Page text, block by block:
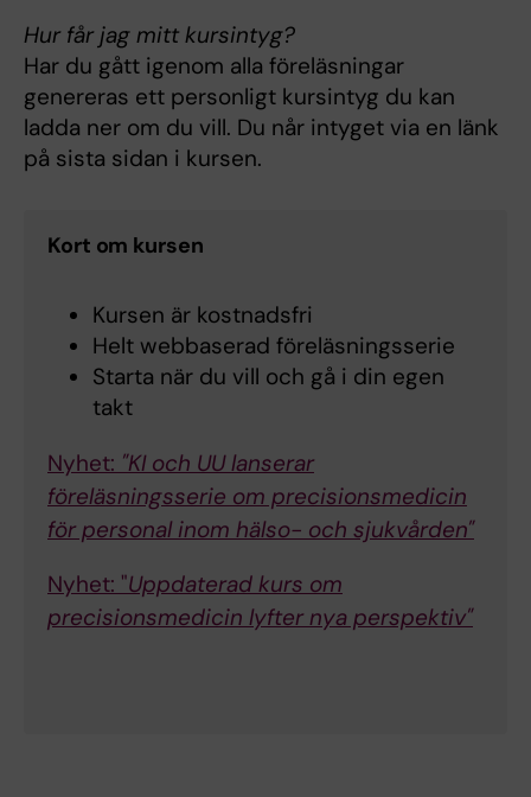
Hur får jag mitt kursintyg?
Har du gått igenom alla föreläsningar
genereras ett personligt kursintyg du kan
ladda ner om du vill. Du når intyget via en länk
på sista sidan i kursen.
Kort om kursen
Kursen är kostnadsfri
Helt webbaserad föreläsningsserie
Starta när du vill och gå i din egen
takt
Nyhet: "KI och UU lanserar
föreläsningsserie om precisionsmedicin
för personal inom hälso- och sjukvården"
Nyhet: "Uppdaterad kurs om
precisionsmedicin lyfter nya perspektiv"